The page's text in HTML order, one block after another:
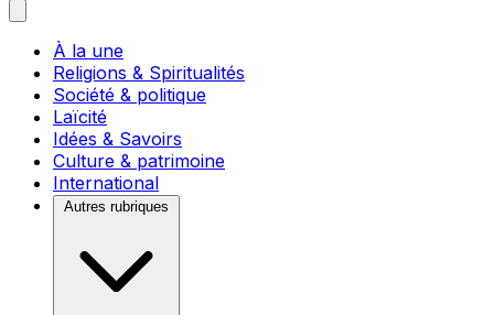
À la une
Religions & Spiritualités
Société & politique
Laïcité
Idées & Savoirs
Culture & patrimoine
International
Autres rubriques